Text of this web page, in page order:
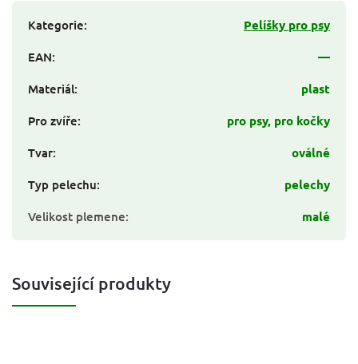
Kategorie:
Pelíšky pro psy
EAN:
—
Materiál:
plast
Pro zvíře:
pro psy, pro kočky
Tvar:
oválné
Typ pelechu:
pelechy
Velikost plemene: malé
Související produkty